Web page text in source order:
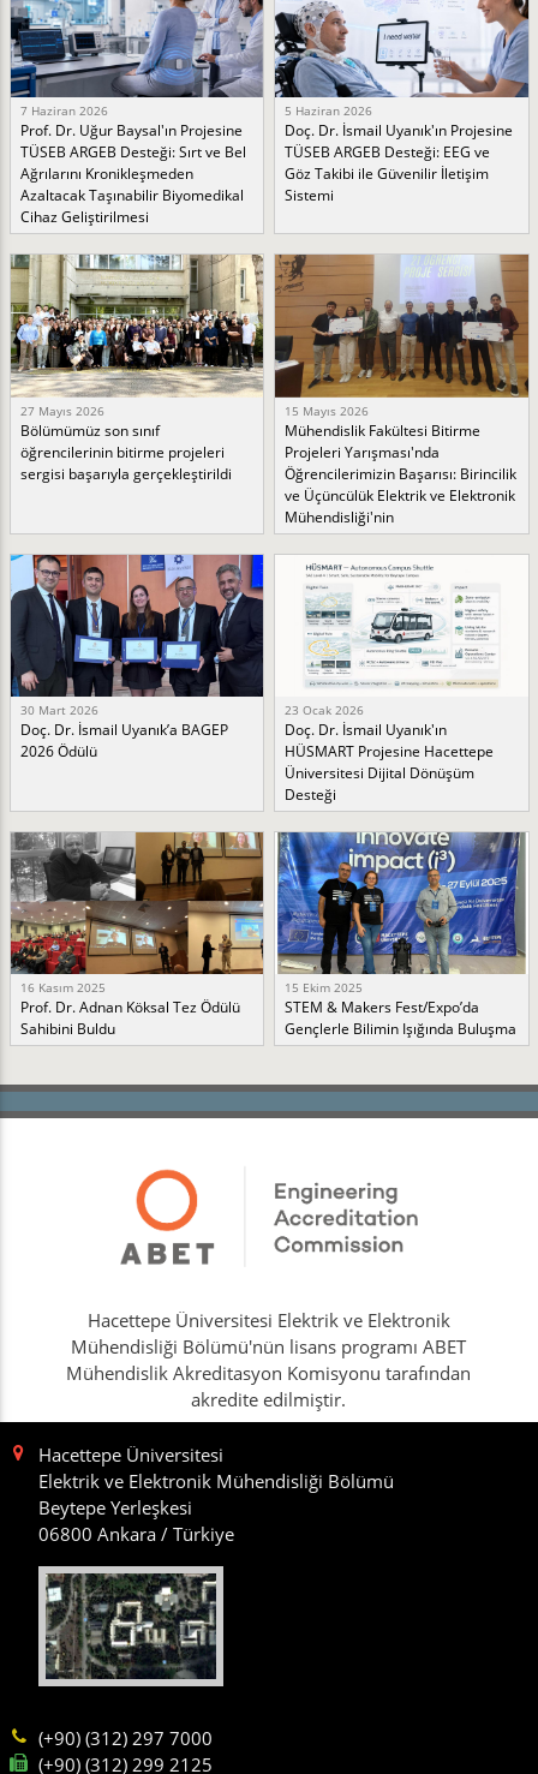
7 Haziran 2026
Prof. Dr. Uğur Baysal'ın Projesine
TÜSEB ARGEB Desteği: Sırt ve Bel
Ağrılarını Kronikleşmeden
Azaltacak Taşınabilir Biyomedikal
Cihaz Geliştirilmesi
5 Haziran 2026
Doç. Dr. İsmail Uyanık'ın Projesine
TÜSEB ARGEB Desteği: EEG ve
Göz Takibi ile Güvenilir İletişim
Sistemi
27 Mayıs 2026
Bölümümüz son sınıf
öğrencilerinin bitirme projeleri
sergisi başarıyla gerçekleştirildi
15 Mayıs 2026
Mühendislik Fakültesi Bitirme
Projeleri Yarışması'nda
Öğrencilerimizin Başarısı: Birincilik
ve Üçüncülük Elektrik ve Elektronik
Mühendisliği'nin
30 Mart 2026
Doç. Dr. İsmail Uyanık’a BAGEP
2026 Ödülü
23 Ocak 2026
Doç. Dr. İsmail Uyanık'ın
HÜSMART Projesine Hacettepe
Üniversitesi Dijital Dönüşüm
Desteği
16 Kasım 2025
Prof. Dr. Adnan Köksal Tez Ödülü
Sahibini Buldu
15 Ekim 2025
STEM & Makers Fest/Expo’da
Gençlerle Bilimin Işığında Buluşma
Hacettepe Üniversitesi Elektrik ve Elektronik
Mühendisliği Bölümü'nün lisans programı ABET
Mühendislik Akreditasyon Komisyonu tarafından
akredite edilmiştir.
Hacettepe Üniversitesi
Elektrik ve Elektronik Mühendisliği Bölümü
Beytepe Yerleşkesi
06800 Ankara / Türkiye
(+90) (312) 297 7000
(+90) (312) 299 2125